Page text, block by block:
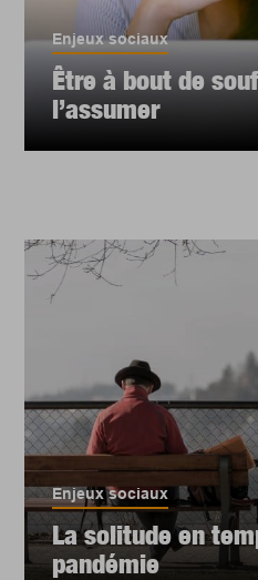
Enjeux sociaux
Être à bout de
l’assumer
Enjeux sociaux
La solitude en
pandémie